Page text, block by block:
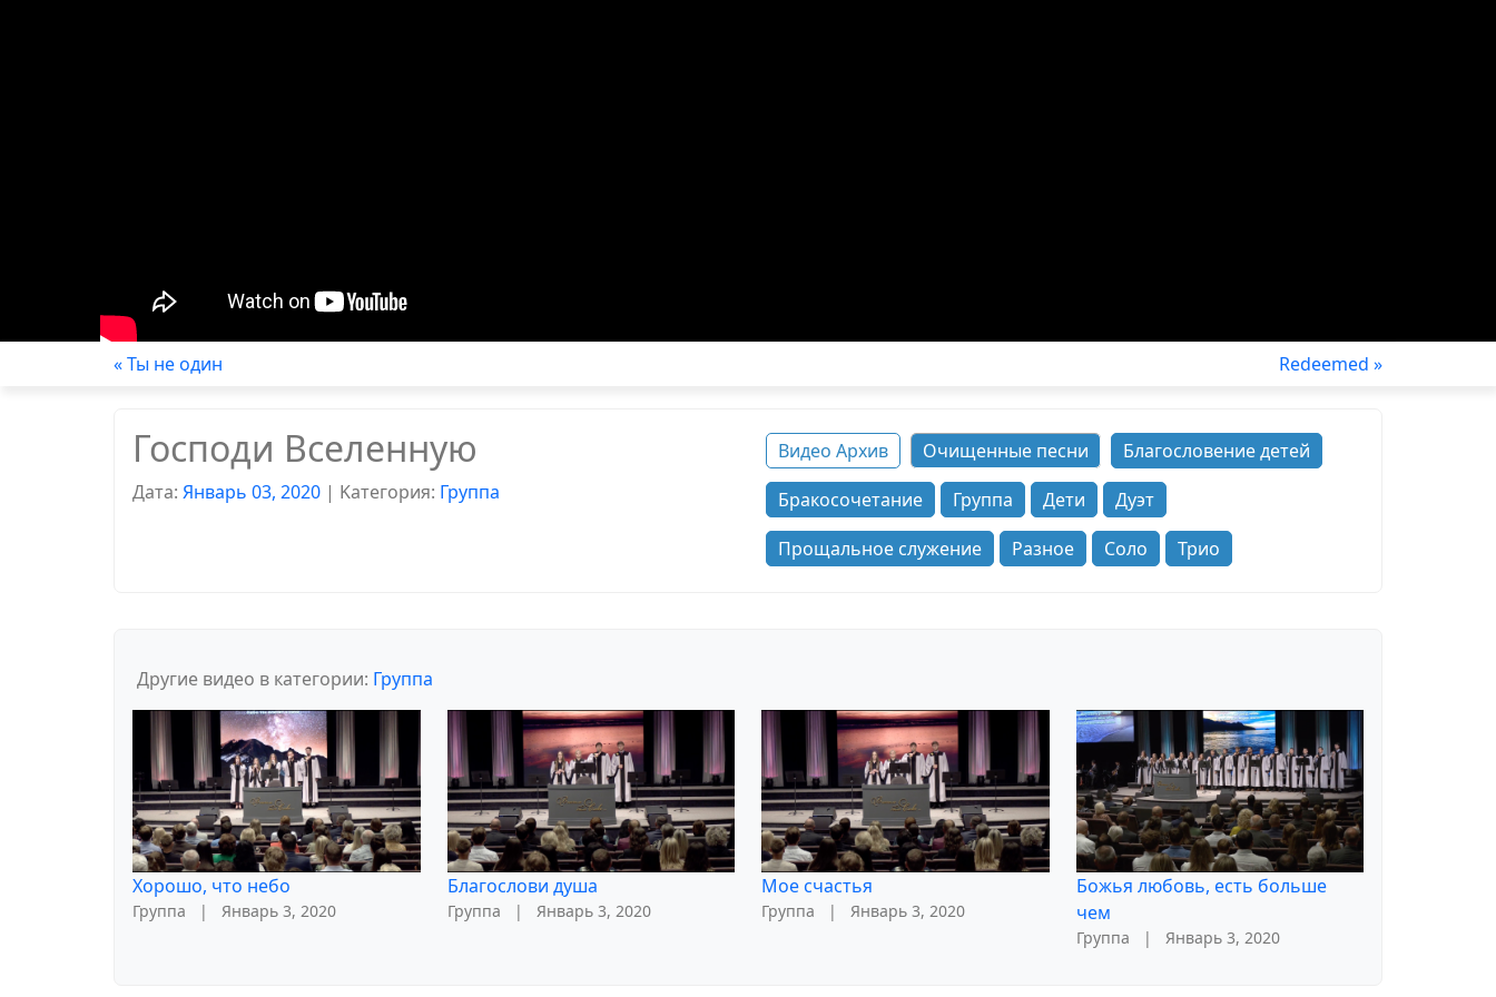
« Ты не один Redeemed »
Господи Вселенную
Дата: Январь 03, 2020 | Kатегория: Группа
Видео Архив Очищенные песни
Благословение детей
Бракосочетание
Группа Дети
Дуэт
Прощальное служение
Разное Соло Трио
Другие видео в категории: Группа
Хорошо, что небо
Группа | Январь 3, 2020
Благослови душа
Группа | Январь 3, 2020
Мое счастья
Группа | Январь 3, 2020
Божья любовь, есть больше
чем
Группа | Январь 3, 2020